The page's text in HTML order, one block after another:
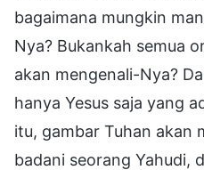
bagaimana mungkin
Nya? Bukankah semua
akan mengenali-Nya?
hanya Yesus saja yang
itu, gambar Tuhan akan
badani seorang Yahudi,